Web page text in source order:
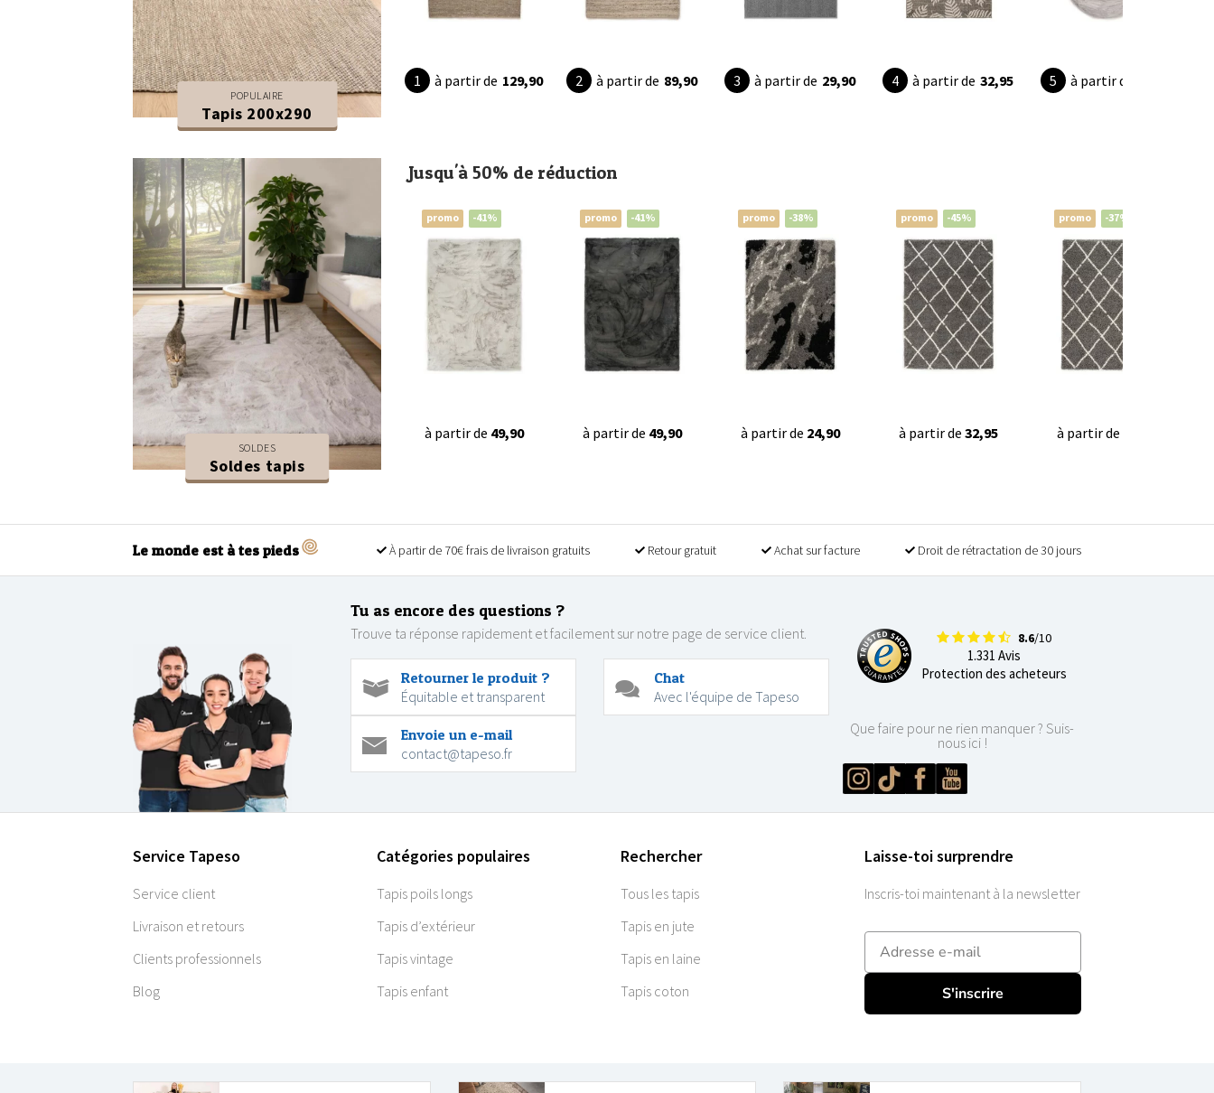
POPULAIRE
Tapis 200x290
à partir de 129,90 à partir de 89,90 à partir de 29,90 à partir de 32,95 à partir de
SOLDES
Soldes tapis
Jusqu'à 50% de réduction
promo -41%
à partir de 49,90
promo -41%
à partir de 49,90
promo -38%
à partir de 24,90
promo -45%
à partir de 32,95
promo -37%
à partir de
Le monde est à tes pieds À partir de 70€ frais de livraison gratuits Retour gratuit Achat sur facture Droit de rétractation de 30 jours
Tu as encore des questions ?
Trouve ta réponse rapidement et facilement sur notre page de service client.
Retourner le produit ?
Équitable et transparent
Chat
Avec l'équipe de Tapeso
Envoie un e-mail
contact@tapeso.fr
8.6/10
1.331 Avis
Protection des acheteurs
Que faire pour ne rien manquer ? Suis-
nous ici !
Service Tapeso
Service client
Livraison et retours
Clients professionnels
Blog
Catégories populaires
Tapis poils longs
Tapis d’extérieur
Tapis vintage
Tapis enfant
Rechercher
Tous les tapis
Tapis en jute
Tapis en laine
Tapis coton
Laisse-toi surprendre
Inscris-toi maintenant à la newsletter
E-mailadres
S'inscrire